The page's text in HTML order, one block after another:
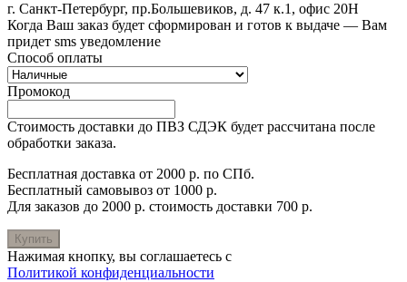
г. Санкт-Петербург, пр.Большевиков, д. 47 к.1, офис 20Н
Когда Ваш заказ будет сформирован и готов к выдаче — Вам
придет sms уведомление
Способ оплаты
Промокод
Стоимость доставки до ПВЗ СДЭК будет рассчитана после
обработки заказа.
Бесплатная доставка от 2000 р. по СПб.
Бесплатный самовывоз от 1000 р.
Для заказов до 2000 р. стоимость доставки 700 р.
Купить
Нажимая кнопку, вы соглашаетесь с
Политикой конфиденциальности